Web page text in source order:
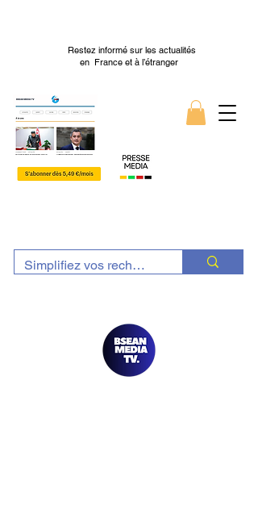
Restez informé sur les actualités
en France et à l’étranger